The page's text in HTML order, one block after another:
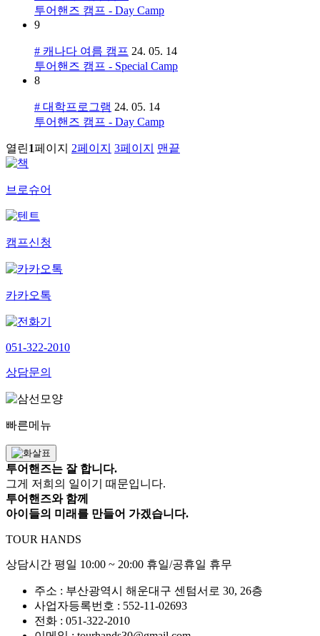
투어핸즈 캠프 - Day Camp
9
# 캐나다 여름 캠프 24. 05. 14
투어핸즈 캠프 - Special Camp
8
# 대학프로그램 24. 05. 14
투어핸즈 캠프 - Day Camp
열린1페이지 2페이지 3페이지 맨끝
브로슈어
캠프신청
카카오톡
051-322-2010
상담문의
빠른메뉴
투어핸즈는 잘 합니다.
그게 저희의 일이기 때문입니다.
투어핸즈와 함께
아이들의 미래를 만들어 가겠습니다.
TOUR HANDS
상담시간 평일 10:00 ~ 20:00 휴일/공휴일 휴무
주소 : 부산광역시 해운대구 센텀서로 30, 26층
사업자등록번호 : 552-11-02693
전화 : 051-322-2010